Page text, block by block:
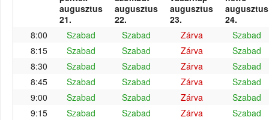
augusztus
21.
augusztus
22.
augusztus
23.
augusztus
24.
8:00
Szabad Szabad Zárva
Szabad
8:15
Szabad Szabad Zárva
Szabad
8:30
Szabad Szabad Zárva
Szabad
8:45
Szabad Szabad Zárva
Szabad
9:00
Szabad Szabad Zárva
Szabad
9:15
Szabad Szabad Zárva
Szabad